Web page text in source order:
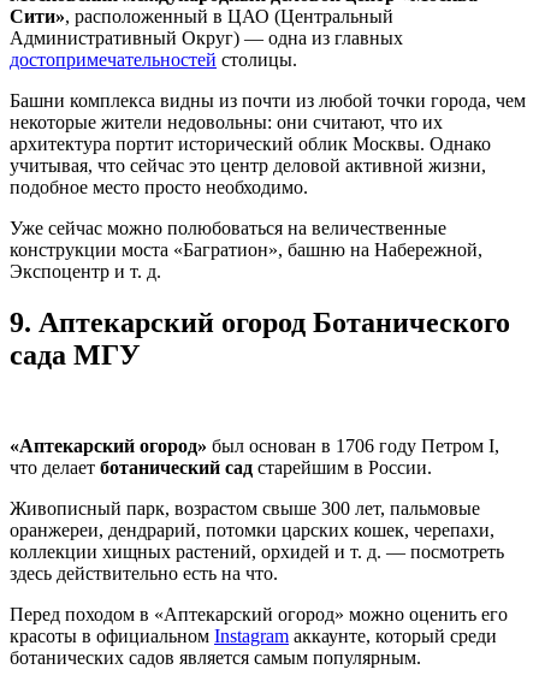
Сити», расположенный в ЦАО (Центральный
Административный Округ) — одна из главных
достопримечательностей столицы.
Башни комплекса видны из почти из любой точки города, чем
некоторые жители недовольны: они считают, что их
архитектура портит исторический облик Москвы. Однако
учитывая, что сейчас это центр деловой активной жизни,
подобное место просто необходимо.
Уже сейчас можно полюбоваться на величественные
конструкции моста «Багратион», башню на Набережной,
Экспоцентр и т. д.
9. Аптекарский огород Ботанического
сада МГУ
«Аптекарский огород» был основан в 1706 году Петром I,
что делает ботанический сад старейшим в России.
Живописный парк, возрастом свыше 300 лет, пальмовые
оранжереи, дендрарий, потомки царских кошек, черепахи,
коллекции хищных растений, орхидей и т. д. — посмотреть
здесь действительно есть на что.
Перед походом в «Аптекарский огород» можно оценить его
красоты в официальном Instagram аккаунте, который среди
ботанических садов является самым популярным.